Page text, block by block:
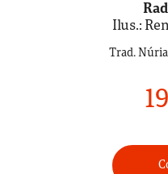
Ilus.:
Trad.